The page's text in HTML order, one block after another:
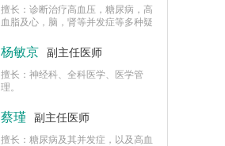
擅长：诊断治疗高血压，糖尿病，高
血脂及心，脑，肾等并发症等多种疑
杨敏京 副主任医师
擅长：神经科、全科医学、医学管
理。
蔡瑾 副主任医师
擅长：糖尿病及其并发症，以及高血